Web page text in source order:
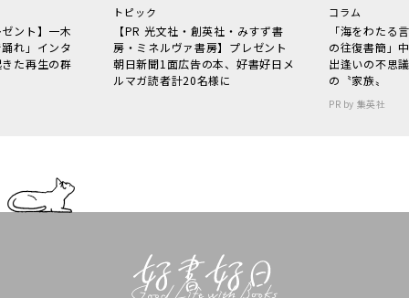
ント】一木
れ」インタ
た再生の群
トピック
【PR 光文社・創英社・みすず書
房・ミネルヴァ書房】プレゼント
朝日新聞1面広告の本、好書好日メ
ルマガ読者計20名様に
コラム
「海をわた
の往復書簡」
出逢いの不思
の〝家族〟
PR by 集英社